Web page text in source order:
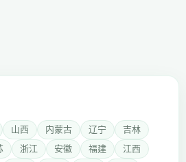
山西 内蒙古 辽宁
吉林
浙江 安徽 福建
江西